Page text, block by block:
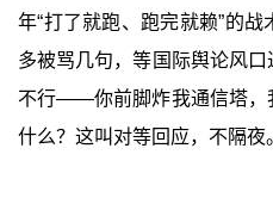
年“打了就跑、跑完就赖”的
多被骂几句，等国际舆论风
不行——你前脚炸我通信塔，
什么？这叫对等回应，不隔夜